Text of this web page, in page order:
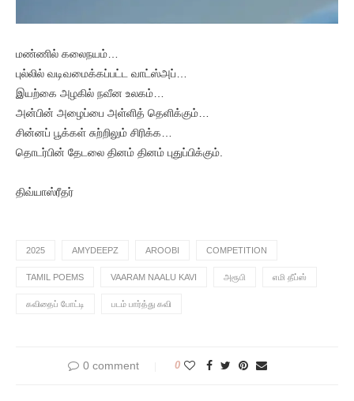
மண்ணில் கலைநயம்…
புல்லில் வடிவமைக்கப்பட்ட வாட்ஸ்அப்…
இயற்கை அழகில் நவீன உலகம்…
அன்பின் அழைப்பை அள்ளித் தெளிக்கும்…
சின்னப் பூக்கள் சுற்றிலும் சிரிக்க…
தொடர்பின் தேடலை தினம் தினம் புதுப்பிக்கும்.
திவ்யாஸ்ரீதர்
2025 AMYDEEPZ AROOBI COMPETITION
TAMIL POEMS VAARAM NAALU KAVI அரூபி எமி தீப்ஸ்
கவிதைப் போட்டி படம் பார்த்து கவி
0 comment 0